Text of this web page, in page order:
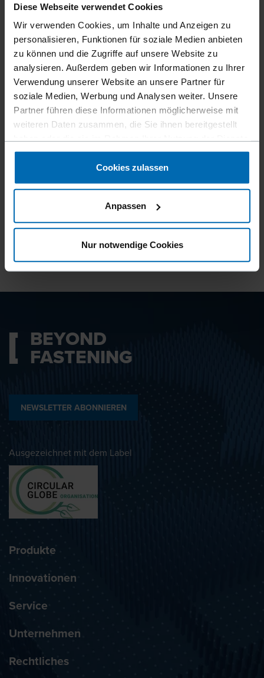
Diese Webseite verwendet Cookies
Wir verwenden Cookies, um Inhalte und Anzeigen zu
personalisieren, Funktionen für soziale Medien anbieten
zu können und die Zugriffe auf unsere Website zu
analysieren. Außerdem geben wir Informationen zu Ihrer
Verwendung unserer Website an unsere Partner für
soziale Medien, Werbung und Analysen weiter. Unsere
Partner führen diese Informationen möglicherweise mit
weiteren Daten zusammen, die Sie ihnen bereitgestellt
gesammelt haben.
Cookies zulassen
Anpassen
Nur notwendige Cookies
PLZ
IHRE NACHRICHT
Datenschutzbestimmungen
BEYOND
FASTENING
NEWSLETTER ABONNIEREN
Ausgezeichnet mit dem Label
Produkte
Innovationen
Service
Unternehmen
Rechtliches